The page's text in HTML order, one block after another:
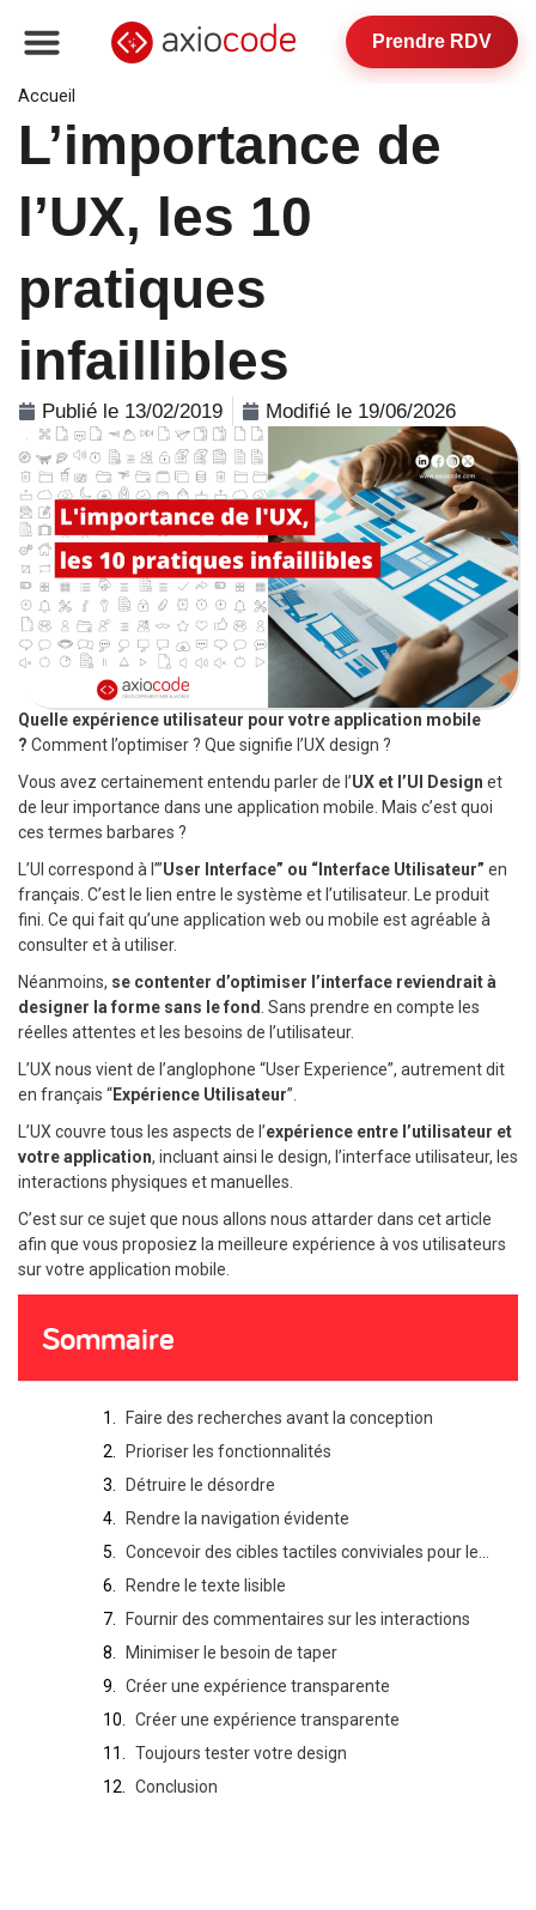
Prendre RDV
Accueil
L’importance de
l’UX, les 10
pratiques
infaillibles
Publié le 13/02/2019 Modifié le 19/06/2026
Quelle expérience utilisateur pour votre application mobile
? Comment l’optimiser ? Que signifie l’UX design ?
Vous avez certainement entendu parler de l’UX et l’UI Design et
de leur importance dans une application mobile. Mais c’est quoi
ces termes barbares ?
L’UI correspond à l’”User Interface” ou “Interface Utilisateur” en
français. C’est le lien entre le système et l’utilisateur. Le produit
fini. Ce qui fait qu’une application web ou mobile est agréable à
consulter et à utiliser.
Néanmoins, se contenter d’optimiser l’interface reviendrait à
designer la forme sans le fond . Sans prendre en compte les
réelles attentes et les besoins de l’utilisateur.
L’UX nous vient de l’anglophone “User Experience”, autrement dit
en français “Expérience Utilisateur”.
L’UX couvre tous les aspects de l’expérience entre l’utilisateur et
votre application, incluant ainsi le design, l’interface utilisateur, les
interactions physiques et manuelles.
C’est sur ce sujet que nous allons nous attarder dans cet article
afin que vous proposiez la meilleure expérience à vos utilisateurs
sur votre application mobile.
Sommaire
Faire des recherches avant la conception
Prioriser les fonctionnalités
Détruire le désordre
Rendre la navigation évidente
Rendre le texte lisible
Fournir des commentaires sur les interactions
Minimiser le besoin de taper
Créer une expérience transparente
Créer une expérience transparente
Toujours tester votre design
Conclusion